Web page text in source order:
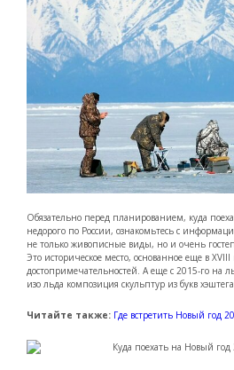
Обязательно перед планированием, куда
недорого по России, ознакомьтесь с
не только живописные виды, но и очень
Это историческое место, основанное еще в
достопримечательностей. А еще с 2015-го на
изо льда композиция скульптур из букв
Читайте также: Где встретить Новый год